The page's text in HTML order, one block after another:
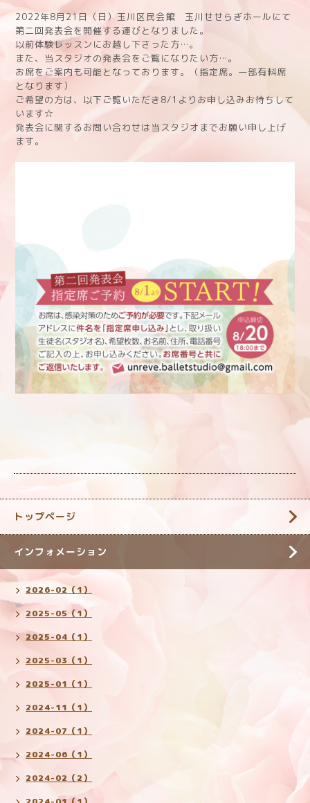
2022年8月21日（日）玉川区民会館 玉川せせらぎホールにて
第二回発表会を開催する運びとなりました。
以前体験レッスンにお越し下さった方…。
また、当スタジオの発表会をご覧になりたい方…。
お席をご案内も可能となっております。（指定席。一部有料席
となります）
ご希望の方は、以下ご覧いただき8/1よりお申し込みお待ちして
います☆
発表会に関するお問い合わせは当スタジオまでお願い申し上げ
ます。
トップページ
インフォメーション
2026-02（1）
2025-05（1）
2025-04（1）
2025-03（1）
2025-01（1）
2024-11（1）
2024-07（1）
2024-06（1）
2024-02（2）